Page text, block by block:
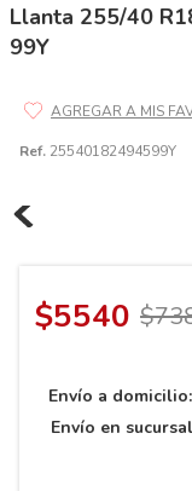
Llanta 255/40
99Y
Ref. 25540182494599Y
$5540 $
Envío a domicilio:
Envío en